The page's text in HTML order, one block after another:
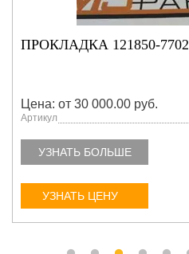
ПРОКЛАДКА 121850-
Цена: от 30 000.00 руб.
Артикул
УЗНАТЬ БОЛЬШЕ
УЗНАТЬ ЦЕНУ